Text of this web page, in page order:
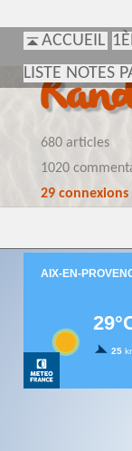
ACCUEIL
LISTE NOTES
680 articles
1020
29 connexions
ACCUEIL
LISTE NOTES